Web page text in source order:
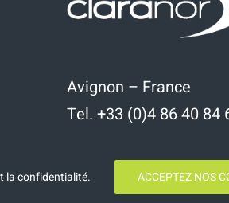
Avignon – France
Tel. +33 (0)4 86 40 84
la confidentialité. ACCEPTEZ NOS